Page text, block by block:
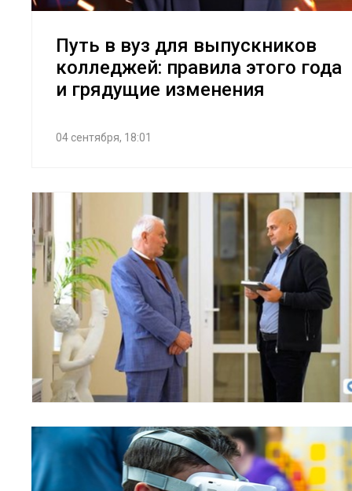
Путь в вуз для выпускников
колледжей: правила этого года
и грядущие изменения
04 сентября, 18:01